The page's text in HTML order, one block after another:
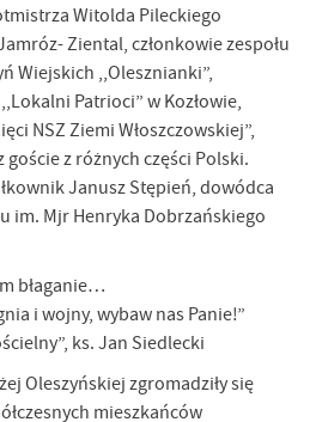
Witolda Pileckiego
Ziental, członkowie zespołu
Wiejskich ,,Olesznianki”,
Patrioci” w Kozłowie,
NSZ Ziemi Włoszczowskiej”,
z różnych części Polski.
Janusz Stępień, dowódca
im. Mjr Henryka Dobrzańskiego
błaganie…
i wojny, wybaw nas Panie!”
ks. Jan Siedlecki
Oleszyńskiej zgromadziły się
mieszkańców